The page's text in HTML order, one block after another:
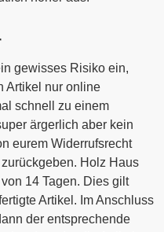
gewisses Risiko ein,
Artikel nur online
schnell zu einem
ärgerlich aber kein
eurem Widerrufsrecht
Holz Haus
14 Tagen. Dies gilt
Artikel. Im Anschluss
der entsprechende